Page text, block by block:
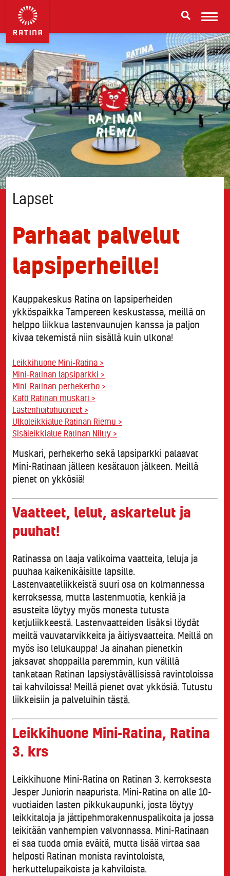
Lapset
Parhaat palvelut
lapsiperheille!
Kauppakeskus Ratina on lapsiperheiden
ykköspaikka Tampereen keskustassa, meillä on
helppo liikkua lastenvaunujen kanssa ja paljon
kivaa tekemistä niin sisällä kuin ulkona!
Leikkihuone Mini-Ratina >
Mini-Ratinan lapsiparkki >
Mini-Ratinan perhekerho >
Katti Ratinan muskari >
Lastenhoitohuoneet >
Ulkoleikkialue Ratinan Riemu >
Sisäleikkialue Ratinan Niitty >
Muskari, perhekerho sekä lapsiparkki palaavat
Mini-Ratinaan jälleen kesätauon jälkeen. Meillä
pienet on ykkösiä!
Vaatteet, lelut, askartelut ja
puuhat!
Ratinassa on laaja valikoima vaatteita, leluja ja
puuhaa kaikenikäisille lapsille.
Lastenvaateliikkeistä suuri osa on kolmannessa
kerroksessa, mutta lastenmuotia, kenkiä ja
asusteita löytyy myös monesta tutusta
ketjuliikkeestä. Lastenvaatteiden lisäksi löydät
meiltä vauvatarvikkeita ja äitiysvaatteita. Meillä on
myös iso lelukauppa! Ja ainahan pienetkin
jaksavat shoppailla paremmin, kun välillä
tankataan Ratinan lapsiystävällisissä ravintoloissa
tai kahviloissa! Meillä pienet ovat ykkösiä. Tutustu
liikkeisiin ja palveluihin tästä.
Leikkihuone Mini-Ratina, Ratina
3. krs
Leikkihuone Mini-Ratina on Ratinan 3. kerroksesta
Jesper Juniorin naapurista. Mini-Ratina on alle 10-
vuotiaiden lasten pikkukaupunki, josta löytyy
leikkitaloja ja jättipehmorakennuspalikoita ja jossa
leikitään vanhempien valvonnassa. Mini-Ratinaan
ei saa tuoda omia eväitä, mutta lisää virtaa saa
helposti Ratinan monista ravintoloista,
herkuttelupaikoista ja kahviloista.